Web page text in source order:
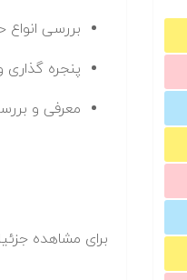
بررسی
پنجره گذاری
معرفی و
برای مشاهده